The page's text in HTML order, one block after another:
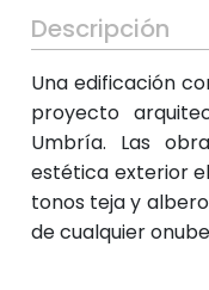
Descripción
Una edificación
proyecto
Umbría. Las
estética exterior
tonos teja y
de cualquier